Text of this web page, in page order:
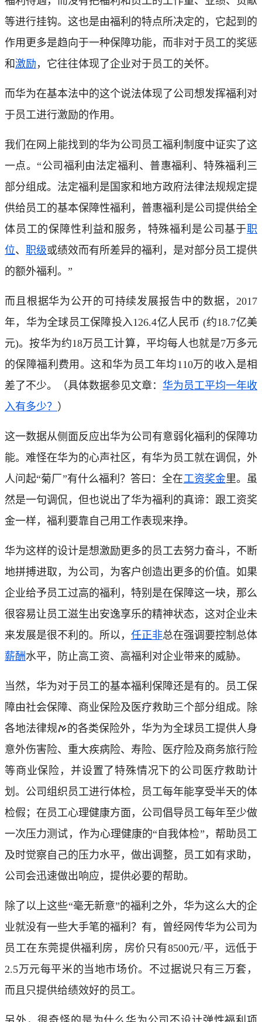
等进行挂钩。这也是由福利的特点所决定的，它起到的
作用更多是趋向于一种保障功能，而非对于员工的奖惩
和激励 ，它往往体现了企业对于员工的关怀。
而华为在基本法中的这个说法体现了公司想发挥福利对
于员工进行激励的作用。
我们在网上能找到的华为公司员工福利制度中证实了这
一点。“公司福利由法定福利、普惠福利、特殊福利三
部分组成。法定福利是国家和地方政府法律法规规定提
供给员工的基本保障性福利，普惠福利是公司提供给全
体员工的保障性利益和服务，特殊福利是公司基于职
位、 职级或绩效而有所差异的福利，是对部分员工提供
的额外福利。”
而且根据华为公开的可持续发展报告中的数据，2017
年，华为全球员工保障投入126.4亿人民币 (约18.7亿美
元)。按华为约18万员工计算，平均每人也就是7万多元
的保障福利费用。这和华为员工年均110万的收入是相
差了不少。（具体数据参见文章： 华为员工平均一年收
入有多少？ ）
这一数据从侧面反应出华为公司有意弱化福利的保障功
能。难怪在华为的心声社区，有华为员工就在调侃，外
人问起“菊厂”有什么福利？答曰：全在工资奖金里。虽
然是一句调侃，但也说出了华为福利的真谛：跟工资奖
金一样，福利要靠自己用工作表现来挣。
华为这样的设计是想激励更多的员工去努力奋斗，不断
地拼搏进取，为公司，为客户创造出更多的价值。如果
企业给予员工过高的福利，特别是在保障这一块，那么
很容易让员工滋生出安逸享乐的精神状态，这对企业未
来发展是很不利的。所以， 任正非总在强调要控制总体
薪酬水平，防止高工资、高福利对企业带来的威胁。
当然，华为对于员工的基本福利保障还是有的。员工保
障由社会保障、商业保险及医疗救助三个部分组成。除
各地法律规ࠀ的各类保险外，华为为全球员工提供人身
意外伤害险、重大疾病险、寿险、医疗险及商务旅行险
等商业保险，并设置了特殊情况下的公司医疗救助计
划。公司组织员工进行体检，员工每年能享受半天的体
检假；在员工心理健康方面，公司倡导员工每年至少做
一次压力测试，作为心理健康的“自我体检”，帮助员工
及时觉察自己的压力水平，做出调整，员工如有求助，
公司会迅速做出响应，提供必要的帮助。
除了以上这些“毫无新意”的福利之外，华为这么大的企
业就没有一些大手笔的福利？有，曾经网传华为公司为
员工在东莞提供福利房，房价只有8500元/平，远低于
2.5万元每平米的当地市场价。不过据说只有三万套，
而且只提供给绩效好的员工。